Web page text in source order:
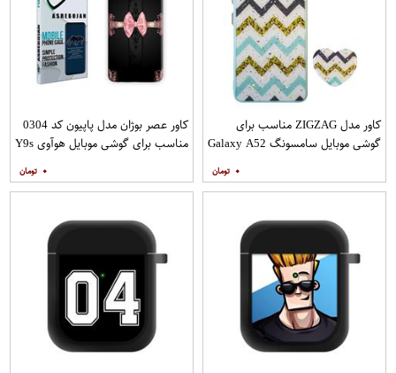
کاور مدل ZIGZAG مناسب برای
گوشی موبایل سامسونگ Galaxy A52
۰
کاور عصر بوژان مدل پاپیون کد 0304
مناسب برای گوشی موبایل هوآوی Y9s
۰